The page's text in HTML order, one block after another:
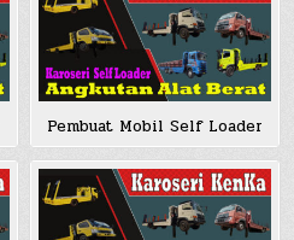
Pembuat Mobil Self Loader